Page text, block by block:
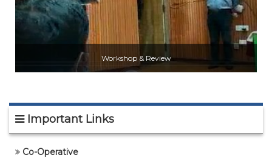
प्रखंड किसान सलाहकार समिति के अध्यक्ष एवं सदस्यों का गठन
से संबंधित कार्यालय आदेश।(Sheikhpura
प्रखंड किसान सलाहकार समिति के अध्यक्ष एवं सदस्यों का गठन
06 Oct, 2025
Workshop & Review
Important Links
Co-Operative